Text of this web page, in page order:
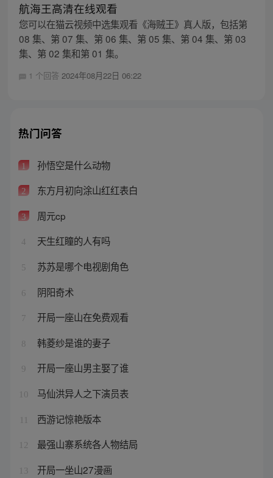
航海王高清在线观看
您可以在猫云视频中选集观看《海贼王》真人版，包括第
08 集、第 07 集、第 06 集、第 05 集、第 04 集、第 03
集、第 02 集和第 01 集。
1 个回答 2024年08月22日 06:22
热门问答
1 孙悟空是什么动物
2 东方月初向涂山红红表白
3 周元cp
4 天生红瞳的人有吗
5 苏苏是哪个电视剧角色
6 阴阳奇术
7 开局一座山在免费观看
8 韩菱纱是谁的妻子
9 开局一座山男主娶了谁
10 马仙洪异人之下演员表
西游记惊艳版本
12 最强山寨系统各人物结局
13 开局一坐山27漫画